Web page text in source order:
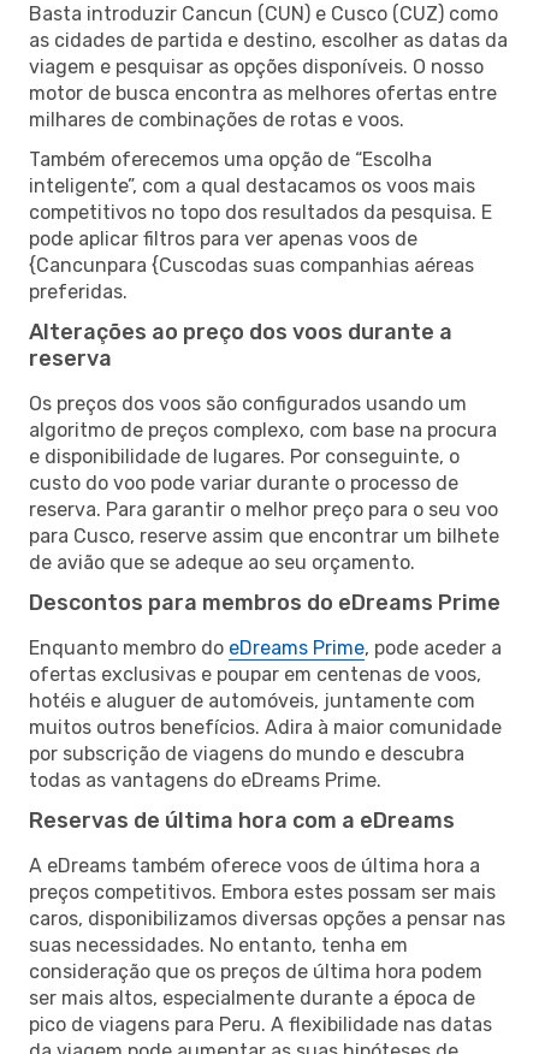
Basta introduzir Cancun (CUN) e Cusco (CUZ) como
as cidades de partida e destino, escolher as datas da
viagem e pesquisar as opções disponíveis. O nosso
motor de busca encontra as melhores ofertas entre
milhares de combinações de rotas e voos.
Também oferecemos uma opção de “Escolha
inteligente”, com a qual destacamos os voos mais
competitivos no topo dos resultados da pesquisa. E
pode aplicar filtros para ver apenas voos de
{Cancunpara {Cuscodas suas companhias aéreas
preferidas.
Alterações ao preço dos voos durante a
reserva
Os preços dos voos são configurados usando um
algoritmo de preços complexo, com base na procura
e disponibilidade de lugares. Por conseguinte, o
custo do voo pode variar durante o processo de
reserva. Para garantir o melhor preço para o seu voo
para Cusco, reserve assim que encontrar um bilhete
de avião que se adeque ao seu orçamento.
Descontos para membros do eDreams Prime
Enquanto membro do eDreams Prime, pode aceder a
ofertas exclusivas e poupar em centenas de voos,
hotéis e aluguer de automóveis, juntamente com
muitos outros benefícios. Adira à maior comunidade
por subscrição de viagens do mundo e descubra
todas as vantagens do eDreams Prime.
Reservas de última hora com a eDreams
A eDreams também oferece voos de última hora a
preços competitivos. Embora estes possam ser mais
caros, disponibilizamos diversas opções a pensar nas
suas necessidades. No entanto, tenha em
consideração que os preços de última hora podem
ser mais altos, especialmente durante a época de
pico de viagens para Peru. A flexibilidade nas datas